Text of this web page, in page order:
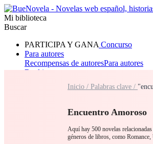
Mi biblioteca
Buscar
PARTICIPA Y GANA Concurso
Para autores
Recompensas de autoresPara autores
Ranking
RomanceHombre loboMafia
Inicio / Palabras clave /
Encuentro Amoroso
Aquí hay 500 novelas
géneros de libros, como